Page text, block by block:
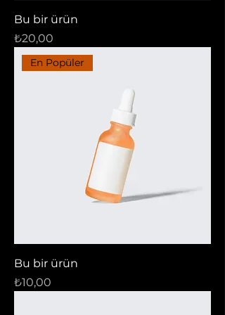
Bu bir ürün
Fiyat
₺20,00
En Popüler
Bu bir ürün
Fiyat
₺10,00